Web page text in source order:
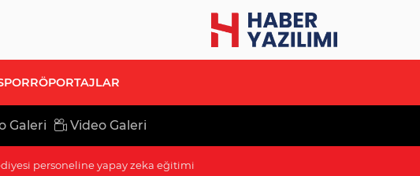
RÖPORTAJLAR
Galeri Video Galeri
personeline yapay zeka eğitimi